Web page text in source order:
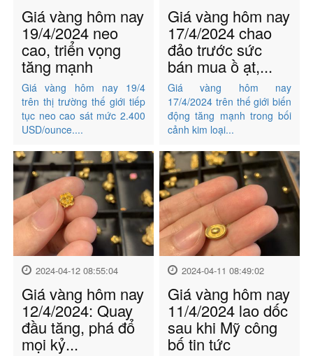
Giá vàng hôm nay
19/4/2024 neo
cao, triển vọng
tăng mạnh
Giá vàng hôm nay 19/4
trên thị trường thế giới tiếp
tục neo cao sát mức 2.400
USD/ounce....
Giá vàng hôm nay
17/4/2024 chao
đảo trước sức
bán mua ồ ạt,...
Giá vàng hôm nay
17/4/2024 trên thế giới biến
động tăng mạnh trong bối
cảnh kim loại...
2024-04-12 08:55:04
Giá vàng hôm nay
12/4/2024: Quay
đầu tăng, phá đổ
mọi kỷ...
2024-04-11 08:49:02
Giá vàng hôm nay
11/4/2024 lao dốc
sau khi Mỹ công
bố tin tức